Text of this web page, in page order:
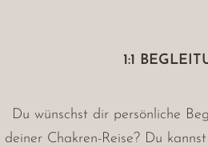
1:1
Du wünschst dir persönliche
deiner Chakren-Reise? Du